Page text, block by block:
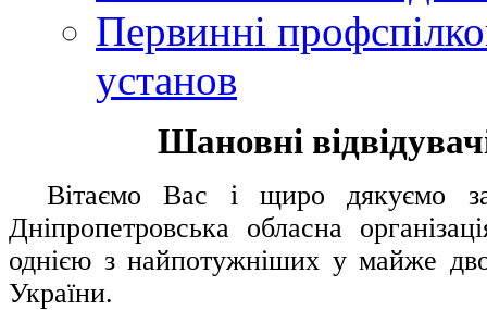
Первинні
установ
Шановні
Вітаємо Вас і щиро дякуємо за
Дніпропетровська обласна
однією з найпотужніших у майже
України.